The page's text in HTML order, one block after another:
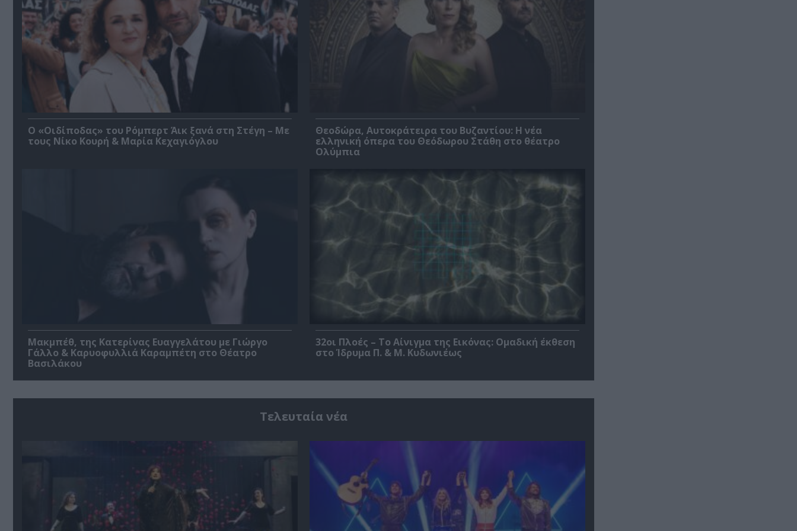
O «Οιδίποδας» του Ρόμπερτ Άικ ξανά στη Στέγη – Με
τους Νίκο Κουρή & Μαρία Κεχαγιόγλου
Θεοδώρα, Αυτοκράτειρα του Βυζαντίου: Η νέα
ελληνική όπερα του Θεόδωρου Στάθη στο θέατρο
Ολύμπια
Μακμπέθ, της Κατερίνας Ευαγγελάτου με Γιώργο
Γάλλο & Καρυοφυλλιά Καραμπέτη στο Θέατρο
Βασιλάκου
32οι Πλοές – Το Αίνιγμα της Εικόνας: Ομαδική έκθεση
στο Ίδρυμα Π. & Μ. Κυδωνιέως
Τελευταία νέα